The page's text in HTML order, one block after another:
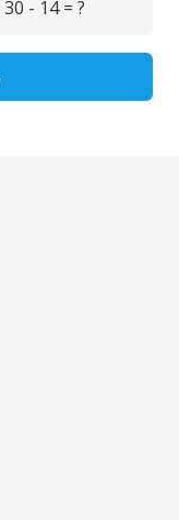
30 - 14 = ?